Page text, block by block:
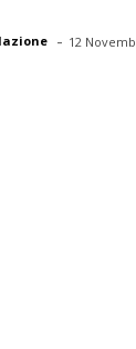
- 12